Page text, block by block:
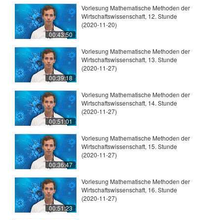
00:43:50
Vorlesung Mathematische Methoden der
Wirtschaftswissenschaft, 12. Stunde
(2020-11-20)
00:39:18
Vorlesung Mathematische Methoden der
Wirtschaftswissenschaft, 13. Stunde
(2020-11-27)
00:51:01
Vorlesung Mathematische Methoden der
Wirtschaftswissenschaft, 14. Stunde
(2020-11-27)
00:36:47
Vorlesung Mathematische Methoden der
Wirtschaftswissenschaft, 15. Stunde
(2020-11-27)
00:51:23
Vorlesung Mathematische Methoden der
Wirtschaftswissenschaft, 16. Stunde
(2020-11-27)